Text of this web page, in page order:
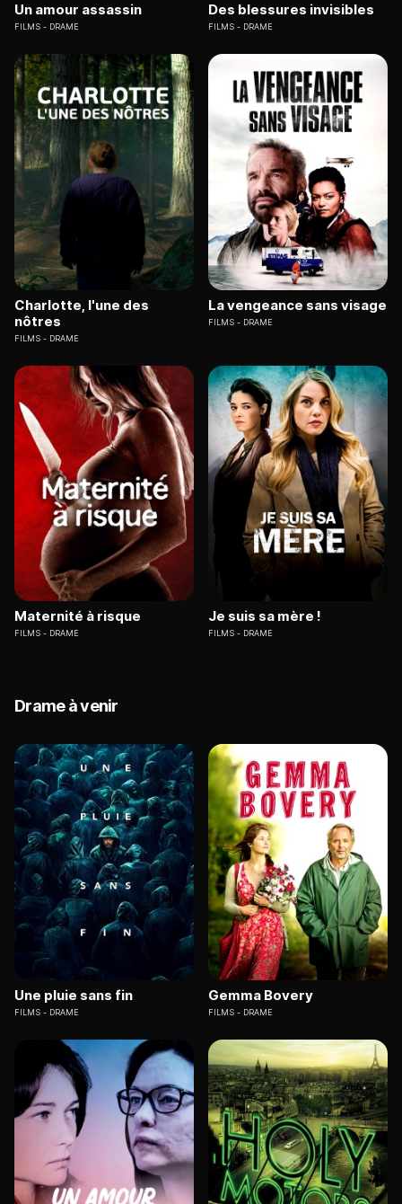
Un amour assassin
FILMS DRAME
Des blessures invisibles
FILMS DRAME
Charlotte, l'une des
nôtres
FILMS DRAME
La vengeance sans visage
FILMS DRAME
Maternité à risque
FILMS DRAME
Je suis sa mère !
FILMS DRAME
Drame à venir
Une pluie sans fin
FILMS DRAME
Gemma Bovery
FILMS DRAME